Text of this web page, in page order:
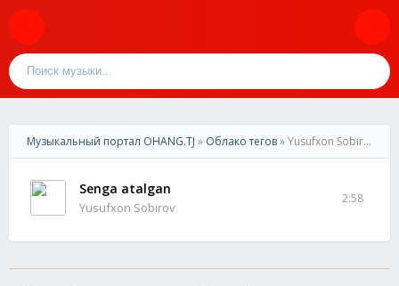
Музыкальный портал OHANG.TJ » Облако тегов» Yusufxon Sobirov
Senga atalgan
Yusufxon Sobirov
2:58